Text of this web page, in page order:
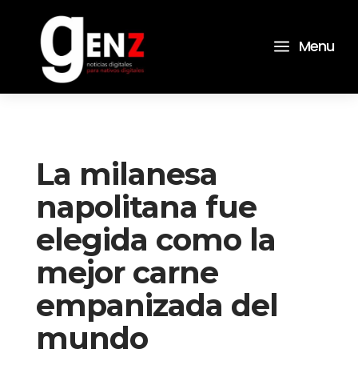
a Menu
La milanesa
napolitana fue
elegida como la
mejor carne
empanizada del
mundo